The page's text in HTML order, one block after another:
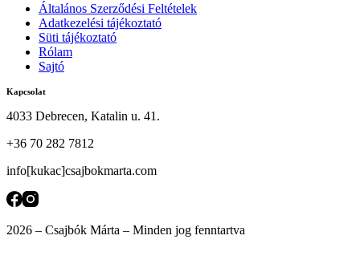
Általános Szerződési Feltételek
Adatkezelési tájékoztató
Süti tájékoztató
Rólam
Sajtó
Kapcsolat
4033 Debrecen, Katalin u. 41.
+36 70 282 7812
info[kukac]csajbokmarta.com
2026 – Csajbók Márta – Minden jog fenntartva